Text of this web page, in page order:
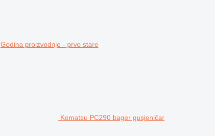
Godina proizvodnje - prvo stare
Komatsu PC290 bager gusjeničar